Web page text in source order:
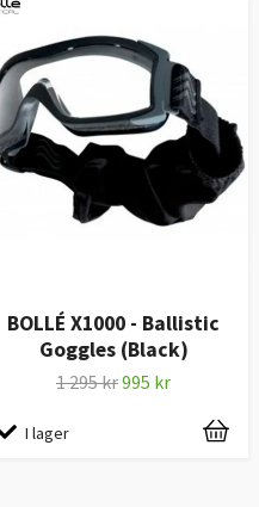
BOLLÉ X1000 - Ballistic
Goggles (Black)
1 295 kr995 kr
I lager